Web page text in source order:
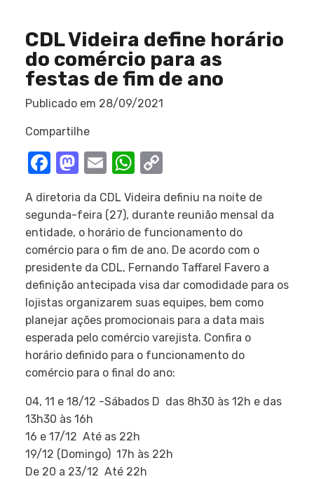
CDL Videira define horário
do comércio para as
festas de fim de ano
Publicado em 28/09/2021
Compartilhe
Facebook
Mastodon
EmailWhatsApp
A diretoria da CDL Videira definiu na noite de
segunda-feira (27), durante reunião mensal da
entidade, o horário de funcionamento do
comércio para o fim de ano. De acordo com o
presidente da CDL, Fernando Taffarel Favero a
definição antecipada visa dar comodidade para os
lojistas organizarem suas equipes, bem como
planejar ações promocionais para a data mais
esperada pelo comércio varejista. Confira o
horário definido para o funcionamento do
comércio para o final do ano:
04, 11 e 18/12 -Sábados D  das 8h30 às 12h e das
13h30 às 16h
16 e 17/12  Até as 22h
19/12 (Domingo)  17h às 22h
De 20 a 23/12  Até 22h